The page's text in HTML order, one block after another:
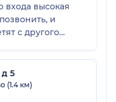
входа высокая
и
с другого
5
(1.4 км)